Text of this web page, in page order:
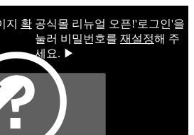
지 확 공식몰 리뉴얼 오픈!ㅤ'로그인'을
눌러 비밀번호를 재설정해 주
세요. ▶